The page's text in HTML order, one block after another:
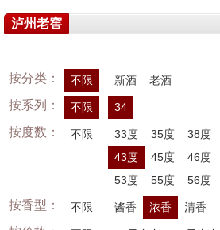
泸州老窖
按分类： 不限 新酒 老酒
按系列： 不限 34
按度数： 不限 33度 35度 38度
43度
45度 46度
53度
55度 56度
按香型： 不限 酱香 浓香 清香